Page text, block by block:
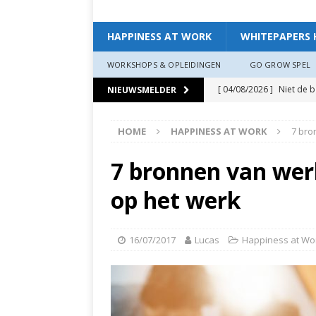
HAPPINESS AT WORK WHITEPAPERS
WORKSHOPS & OPLEIDINGEN GO GROW SPEL
NIEUWSMELDER [ 04/08/2026 ] Niet de
[ 11/07/2026 ]
De
[ 19/06/2026 ]
HAPPINESS AT WORK
[ 13/03/2026 ]
HOME HAPPINESS AT WORK 7
7 bronnen van
op het werk
16/07/2017 Lucas Happiness at